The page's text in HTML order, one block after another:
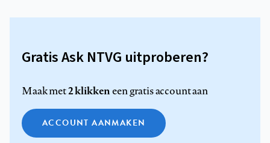
Gratis Ask NTVG uitproberen?
Maak met2 klikkeneen gratis account aan
ACCOUNT AANMAKEN